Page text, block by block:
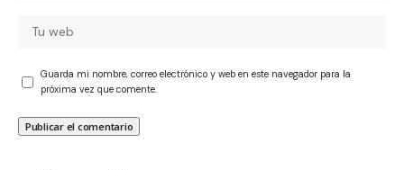
Guarda mi nombre, correo electrónico y web en este navegador para la
próxima vez que comente.